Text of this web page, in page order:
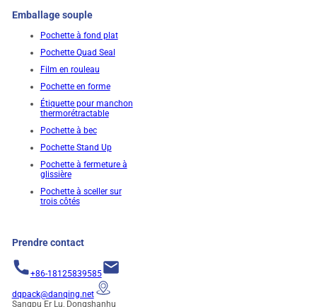
Emballage souple
Pochette à fond plat
Pochette Quad Seal
Film en rouleau
Pochette en forme
Étiquette pour manchon
thermorétractable
Pochette à bec
Pochette Stand Up
Pochette à fermeture à
glissière
Pochette à sceller sur
trois côtés
Prendre contact
+86-18125839585
dqpack@danqing.net
Sangpu Er Lu, Dongshanhu